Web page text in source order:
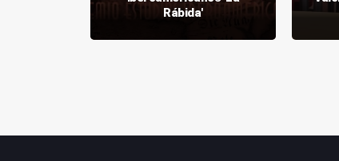
Rábida'